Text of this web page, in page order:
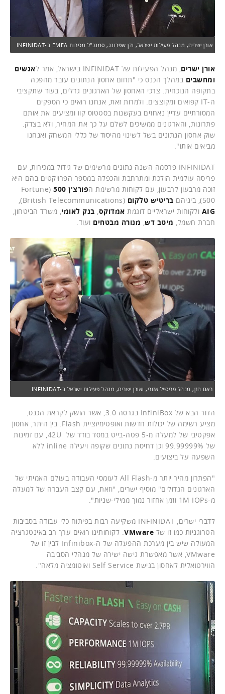
אורן ישרים, מנהל פעילות ישראל, ודן שפרונג, סמנכ"ל מכירות EMEA ב-INFINIDAT
אורן ישרים , מנהל הפעילות של INFINIDAT בישראל, אמר ל
אנשים
ומחשבים במהלך הכנס כי "תחום אחסון הנתונים עובר מהפכה
בתקופה הנוכחית. צרכי האחסון של הארגונים גדלים, בעוד שתקציבי
ה-IT קפואים ומקוצצים. ולמרות זאת, אנחנו רואים כי הספקים
המסורתיים עדיין נאחזים בעקשנות בסטטוס קוו ומציעים את אותם
פתרונות, והארגונים ממשיכים לשלם על כך את המחיר, ולא בצדק.
שוק אחסון הנתונים בשל לשינוי מהיסוד של כללי המשחק ואנחנו
מביאים אותו".
INFINIDAT פרסמה השנה נתונים מרשימים של גידול במכירות, עם
פריסה עולמית הולכת ומתרחבת והכפלה במספר הפרויקטים בהם היא
זוכה מרבעון לרבעון, עם לקוחות מרשימת הפורצ'ן 500
(Fortune
500), ביניהם
בריטיש טלקום (British Telecommunications),
AIG ולקוחות ישראליים דוגמת אמדוקס בנק לאומי , משרד הביטחון,
חברת חשמל, מיטב דש מנורה מבטחים ועוד.
ראם חזן, מנהל פריסייל אזורי, ואורן ישרים, מנהל פעילות ישראל ב-INFINIDAT
הדור הבא של InfiniBox בגרסה 3.0, אשר הושק לקראת הכנס,
מציע רשימה של יכולות חדשות ואופטימיזציית Flash. בין היתר, אחסון
אפקטיבי של למעלה מ-5 פטה-בייט במסד בודד של 42U, עם זמינות
של 99.99999% וכן דחיסת נתונים שקופה ויעילה inline ללא
השפעה על ביצועים.
"הפתרון מהיר יותר מ-All Flash לעומסי העבודה בעולם האמיתי של
הארגונים הגדולים" מוסיף ישרים, "וזאת, עם קצב העברה של למעלה
מ-1M IOPs וזמן אחזור נמוך ממילי-שניות".
לדברי ישרים, INFINIDAT משקיעה רבות בפיתוח כלי עבודה בסביבות
הטרוגניות כמו זו של VMware. לקוחותינו רואים ערך רב באינטגרציה
המעולה שיש בין מערכת ההפעלה של ה-Infinibox לבין זו של
VMware, אשר מאפשרת גישה ישירה של מנהלי הסביבה
הווירטואלית לאחסון בגישת Self Service ואוטומציה מלאה".